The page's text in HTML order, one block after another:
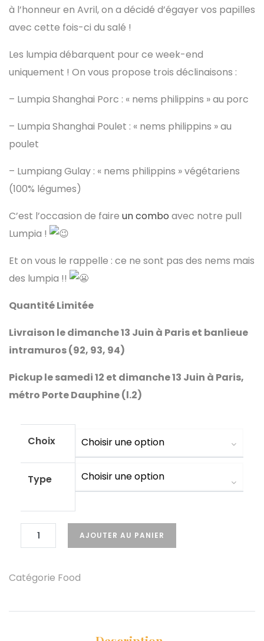
6,00€
12,00€
à l’honneur en Avril, on a décidé d’égayer vos papilles
avec cette fois-ci du salé !
Les lumpia débarquent pour ce week-end
uniquement ! On vous propose trois déclinaisons :
– Lumpia Shanghai Porc : « nems philippins » au porc
– Lumpia Shanghai Poulet : « nems philippins » au
poulet
– Lumpiang Gulay : « nems philippins » végétariens
(100% légumes)
C’est l’occasion de faire un combo avec notre pull
Lumpia !
Et on vous le rappelle : ce ne sont pas des nems mais
des lumpia !!
Quantité Limitée
Livraison le dimanche 13 Juin à Paris et banlieue
intramuros (92, 93, 94)
Pickup le samedi 12 et dimanche 13 Juin à Paris,
métro Porte Dauphine (l.2)
Choix
Type
AJOUTER AU PANIER
Catégorie Food